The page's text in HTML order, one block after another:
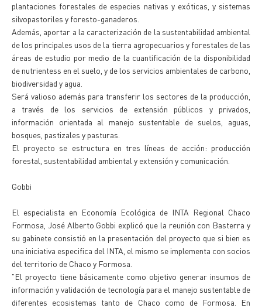
plantaciones forestales de especies nativas y exóticas, y sistemas
silvopastoriles y foresto-ganaderos.
Además, aportar a la caracterización de la sustentabilidad ambiental
de los principales usos de la tierra agropecuarios y forestales de las
áreas de estudio por medio de la cuantificación de la disponibilidad
de nutrientess en el suelo, y de los servicios ambientales de carbono,
biodiversidad y agua.
Será valioso además para transferir los sectores de la producción,
a través de los servicios de extensión públicos y privados,
información orientada al manejo sustentable de suelos, aguas,
bosques, pastizales y pasturas.
El proyecto se estructura en tres líneas de acción: producción
forestal, sustentabilidad ambiental y extensión y comunicación.
Gobbi
El especialista en Economía Ecológica de INTA Regional Chaco
Formosa, José Alberto Gobbi explicó que la reunión con Basterra y
su gabinete consistió en la presentación del proyecto que si bien es
una iniciativa especifica del INTA, el mismo se implementa con socios
del territorio de Chaco y Formosa.
"El proyecto tiene básicamente como objetivo generar insumos de
información y validación de tecnología para el manejo sustentable de
diferentes ecosistemas tanto de Chaco como de Formosa. En